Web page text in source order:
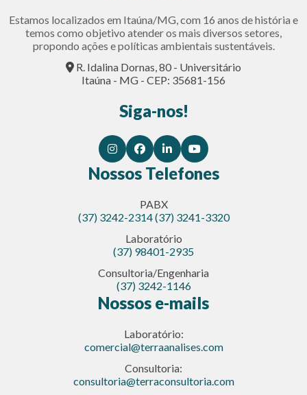
Estamos localizados em Itaúna/MG, com 16 anos de história e
temos como objetivo atender os mais diversos setores,
propondo ações e políticas ambientais sustentáveis.
R. Idalina Dornas, 80 - Universitário
Itaúna - MG - CEP: 35681-156
Siga-nos!
Nossos Telefones
PABX
(37) 3242-2314(37) 3241-3320
Laboratório
(37) 98401-2935
Consultoria/Engenharia
(37) 3242-1146
Nossos e-mails
Laboratório:
comercial@terraanalises.com
Consultoria:
consultoria@terraconsultoria.com